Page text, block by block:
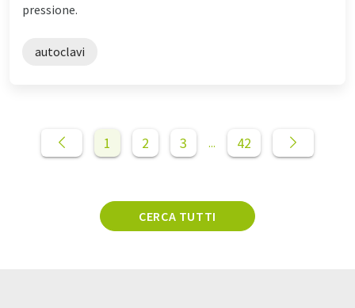
pressione.
autoclavi
1 2 3 ... 42
CERCA TUTTI